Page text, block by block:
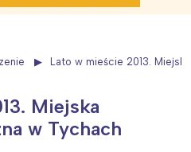
Lato w mieście 2013.
Miejska
w Tychach